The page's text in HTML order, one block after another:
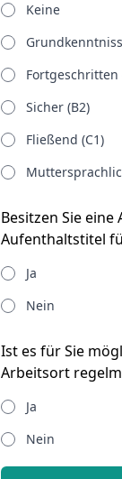
Keine
Fortgeschritten
Sicher (B2)
Fließend (C1)
Besitzen Sie
Aufenthaltstitel
Ja
Nein
Ist es für Sie
Arbeitsort
Ja
Nein